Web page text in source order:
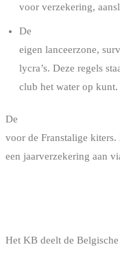
voor verzekering,
De
eigen lanceerzone,
lycra’s. Deze regels
club het water op kunt.
De
voor de Franstalige
een jaarverzekering aan
Het KB deelt de